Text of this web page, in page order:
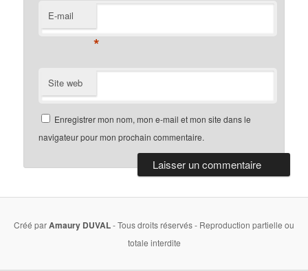
E-mail
*
Site web
Enregistrer mon nom, mon e-mail et mon site dans le
navigateur pour mon prochain commentaire.
Créé parAmaury DUVAL- Tous droits réservés - Reproduction partielle ou
totale interdite